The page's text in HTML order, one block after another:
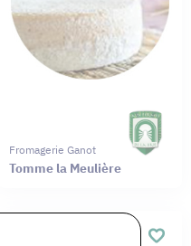
Fromagerie Ganot
Tomme la Meulière